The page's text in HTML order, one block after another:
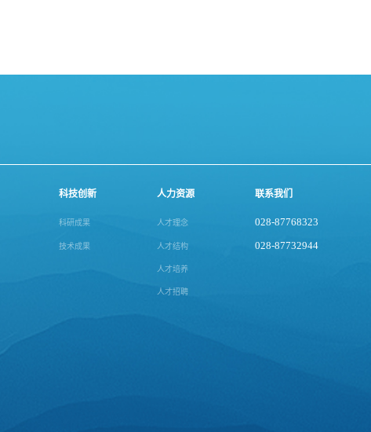
科技创新
科研成果
技术成果
人力资源
人才理念
人才结构
人才培养
人才招聘
联系我们
028-87768323
028-87732944